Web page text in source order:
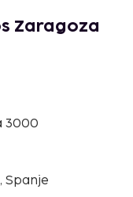
- 1 km
- 1,1 km
(ZAZ) - 13,7
Zaragoza
3000
Spanje